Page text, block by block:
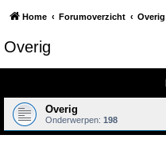
Home Forumoverzicht Overig
Overig
Overig
Onderwerpen: 198